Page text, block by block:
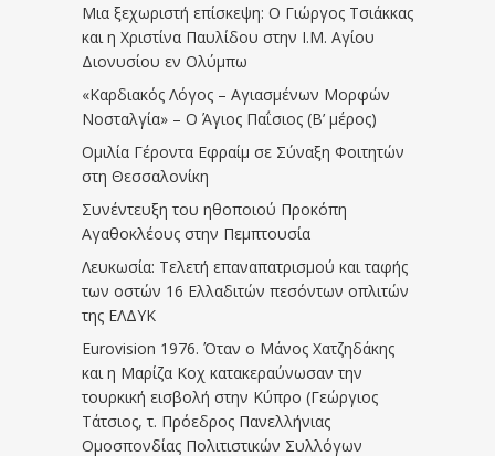
Μια ξεχωριστή επίσκεψη: Ο Γιώργος Τσιάκκας
και η Χριστίνα Παυλίδου στην Ι.Μ. Αγίου
Διονυσίου εν Ολύμπω
«Καρδιακός Λόγος – Αγιασμένων Μορφών
Νοσταλγία» – Ο Άγιος Παΐσιος (Β’ μέρος)
Ομιλία Γέροντα Εφραίμ σε Σύναξη Φοιτητών
στη Θεσσαλονίκη
Συνέντευξη του ηθοποιού Προκόπη
Αγαθοκλέους στην Πεμπτουσία
Λευκωσία: Τελετή επαναπατρισμού και ταφής
των οστών 16 Ελλαδιτών πεσόντων οπλιτών
της ΕΛΔΥΚ
Eurovision 1976. Όταν ο Μάνος Χατζηδάκης
και η Μαρίζα Κοχ κατακεραύνωσαν την
τουρκική εισβολή στην Κύπρο (Γεώργιος
Τάτσιος, τ. Πρόεδρος Πανελλήνιας
Ομοσπονδίας Πολιτιστικών Συλλόγων